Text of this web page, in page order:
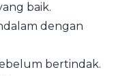
baik.
dengan
bertindak.